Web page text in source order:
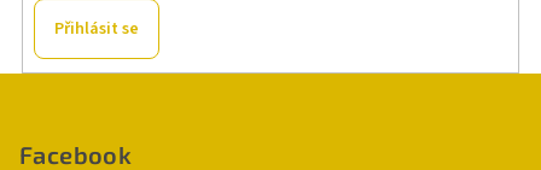
Přihlásit se
Facebook